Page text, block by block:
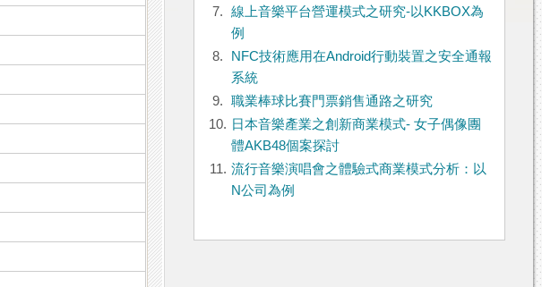
7.
線上音樂平台營運模式之研究-以KKBOX為
例
8.
NFC技術應用在Android行動裝置之安全通報
系統
9.
職業棒球比賽門票銷售通路之研究
10. 日本音樂產業之創新商業模式- 女子偶像團
體AKB48個案探討
11. 流行音樂演唱會之體驗式商業模式分析：以
N公司為例